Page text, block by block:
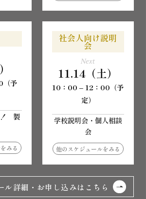
予
！ 製
みる
社会人向け説明
会
Next
11.14（土）
10：00 – 12：00（予
定）
学校説明会・個人相談
会
他のスケジュールをみる
ル詳細・お申し込みはこちら